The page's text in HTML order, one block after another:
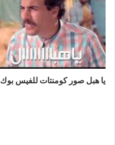
يا هبل صور كومنتات للفيس بوك